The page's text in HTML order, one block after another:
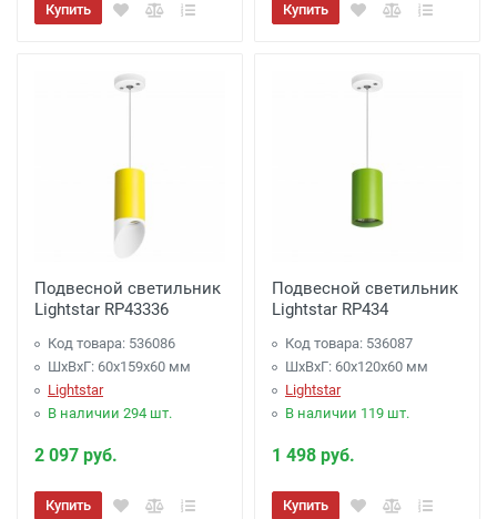
Купить Купить
Подвесной светильник
Lightstar RP43336
Код товара: 536086
ШхВхГ: 60x159x60 мм
Lightstar
В наличии 294 шт.
2 097 руб.
Купить
Подвесной светильник
Lightstar RP434
Код товара: 536087
ШхВхГ: 60x120x60 мм
Lightstar
В наличии 119 шт.
1 498 руб.
Купить